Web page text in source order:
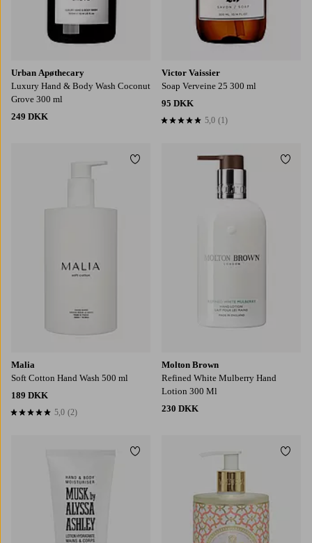
Urban Apøthecary
Luxury Hand & Body Wash Coconut
Grove 300 ml
249 DKK
Victor Vaissier
Soap Verveine 25 300 ml
95 DKK
5,0 baseret på 1 bedømmelser
5,0 (1)
Malia
Soft Cotton Hand Wash 500 ml
189 DKK
5,0 baseret på 2 bedømmelser
5,0 (2)
Tilføj til favoritter
Molton Brown
Refined White Mulberry Hand
Lotion 300 Ml
230 DKK
Tilføj til favoritter